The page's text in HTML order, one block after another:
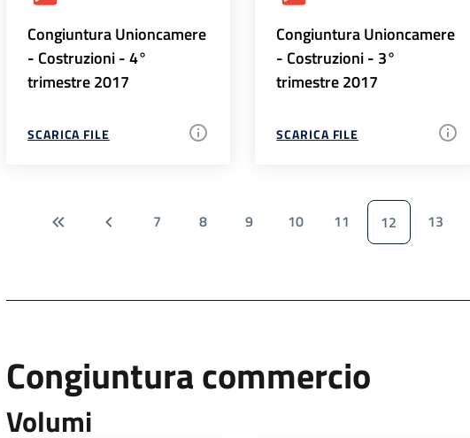
Congiuntura Unioncamere
- Costruzioni - 4°
trimestre 2017
SCARICA FILE
Congiuntura Unioncamere
- Costruzioni - 3°
trimestre 2017
SCARICA FILE
7 8 9 10 11 12 13
Congiuntura commercio
Volumi